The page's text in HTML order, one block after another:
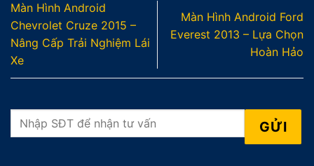
Màn Hình Android
Chevrolet Cruze 2015 –
Nâng Cấp Trải Nghiệm Lái
Xe
Màn Hình Android Ford
Everest 2013 – Lựa Chọn
Hoàn Hảo